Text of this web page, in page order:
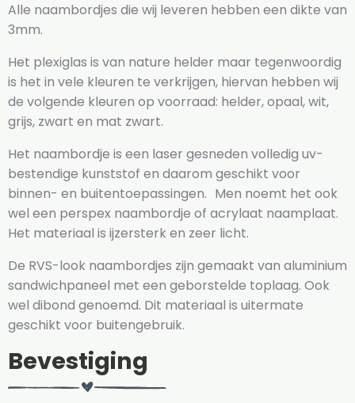
Alle naambordjes die wij leveren hebben een dikte van
3mm.
Het plexiglas is van nature helder maar tegenwoordig
is het in vele kleuren te verkrijgen, hiervan hebben wij
de volgende kleuren op voorraad: helder, opaal, wit,
grijs, zwart en mat zwart.
Het naambordje is een laser gesneden volledig uv-
bestendige kunststof en daarom geschikt voor
binnen- en buitentoepassingen. Men noemt het ook
wel een perspex naambordje of acrylaat naamplaat.
Het materiaal is ijzersterk en zeer licht.
De RVS-look naambordjes zijn gemaakt van aluminium
sandwichpaneel met een geborstelde toplaag. Ook
wel dibond genoemd. Dit materiaal is uitermate
geschikt voor buitengebruik.
Bevestiging